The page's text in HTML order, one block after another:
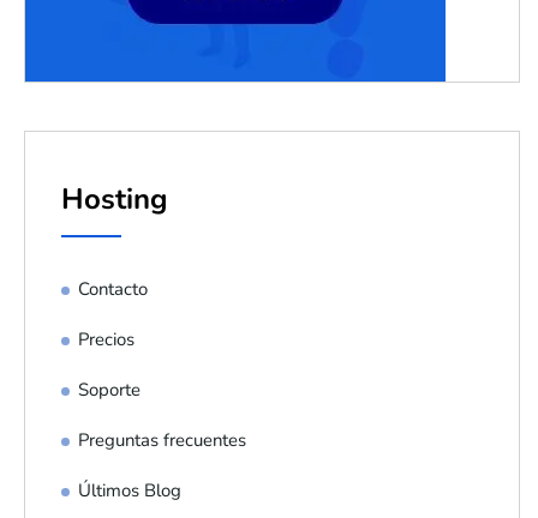
Hosting
Contacto
Precios
Soporte
Preguntas frecuentes
Últimos Blog